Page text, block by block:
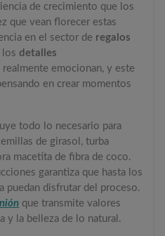
de crecimiento que los
que vean florecer estas
en el sector de regalos
losdetalles
emocionan, y este
en crear momentos
todo lo necesario para
de girasol, turba
macetita de fibra de coco.
garantiza que hasta los
puedan disfrutar del proceso.
que transmite valores
y la belleza de lo natural.